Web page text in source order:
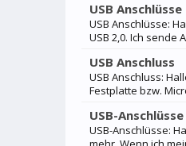
USB Anschlüsse
USB Anschlüsse:
USB 2,0. Ich sende
USB Anschluss
USB Anschluss:
Festplatte bzw.
USB-Anschlüsse
USB-Anschlüsse: